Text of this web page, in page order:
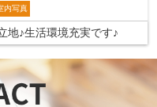
内写真
地♪生活環境充実です♪